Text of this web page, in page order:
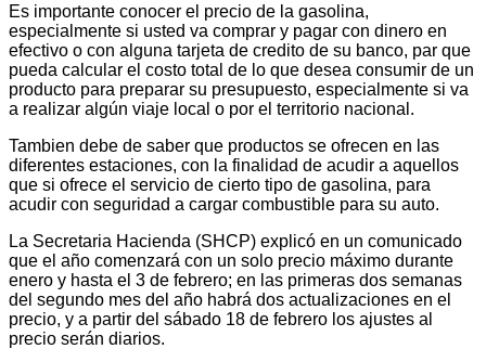
Es importante conocer el precio de la gasolina,
especialmente si usted va comprar y pagar con dinero en
efectivo o con alguna tarjeta de credito de su banco, par que
pueda calcular el costo total de lo que desea consumir de un
producto para preparar su presupuesto, especialmente si va
a realizar algún viaje local o por el territorio nacional.
Tambien debe de saber que productos se ofrecen en las
diferentes estaciones, con la finalidad de acudir a aquellos
que si ofrece el servicio de cierto tipo de gasolina, para
acudir con seguridad a cargar combustible para su auto.
La Secretaria Hacienda (SHCP) explicó en un comunicado
que el año comenzará con un solo precio máximo durante
enero y hasta el 3 de febrero; en las primeras dos semanas
del segundo mes del año habrá dos actualizaciones en el
precio, y a partir del sábado 18 de febrero los ajustes al
precio serán diarios.